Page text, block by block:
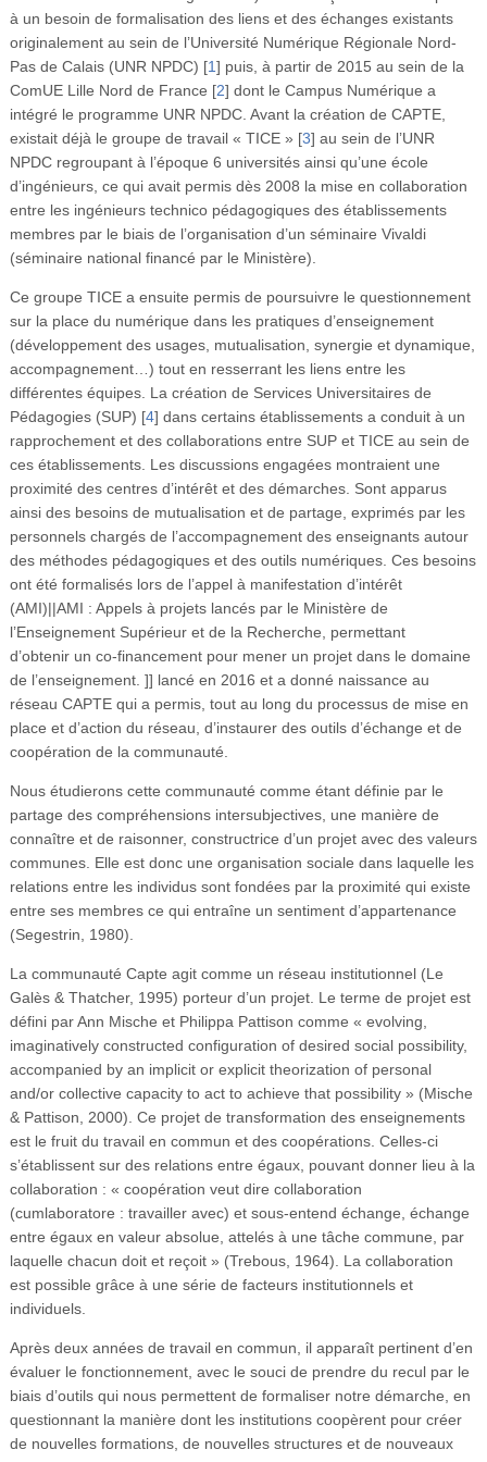
à un besoin de formalisation des liens et des échanges existants
originalement au sein de l’Université Numérique Régionale Nord-
Pas de Calais (UNR NPDC) [1] puis, à partir de 2015 au sein de la
ComUE Lille Nord de France [2] dont le Campus Numérique a
intégré le programme UNR NPDC. Avant la création de CAPTE,
existait déjà le groupe de travail « TICE » [3] au sein de l’UNR
NPDC regroupant à l’époque 6 universités ainsi qu’une école
d’ingénieurs, ce qui avait permis dès 2008 la mise en collaboration
entre les ingénieurs technico pédagogiques des établissements
membres par le biais de l’organisation d’un séminaire Vivaldi
(séminaire national financé par le Ministère).
Ce groupe TICE a ensuite permis de poursuivre le questionnement
sur la place du numérique dans les pratiques d’enseignement
(développement des usages, mutualisation, synergie et dynamique,
accompagnement…) tout en resserrant les liens entre les
différentes équipes. La création de Services Universitaires de
Pédagogies (SUP) [4] dans certains établissements a conduit à un
rapprochement et des collaborations entre SUP et TICE au sein de
ces établissements. Les discussions engagées montraient une
proximité des centres d’intérêt et des démarches. Sont apparus
ainsi des besoins de mutualisation et de partage, exprimés par les
personnels chargés de l’accompagnement des enseignants autour
des méthodes pédagogiques et des outils numériques. Ces besoins
ont été formalisés lors de l’appel à manifestation d’intérêt
(AMI)||AMI : Appels à projets lancés par le Ministère de
l’Enseignement Supérieur et de la Recherche, permettant
d’obtenir un co-financement pour mener un projet dans le domaine
de l’enseignement. ]] lancé en 2016 et a donné naissance au
réseau CAPTE qui a permis, tout au long du processus de mise en
place et d’action du réseau, d’instaurer des outils d’échange et de
coopération de la communauté.
Nous étudierons cette communauté comme étant définie par le
partage des compréhensions intersubjectives, une manière de
connaître et de raisonner, constructrice d’un projet avec des valeurs
communes. Elle est donc une organisation sociale dans laquelle les
relations entre les individus sont fondées par la proximité qui existe
entre ses membres ce qui entraîne un sentiment d’appartenance
(Segestrin, 1980).
La communauté Capte agit comme un réseau institutionnel (Le
Galès & Thatcher, 1995) porteur d’un projet. Le terme de projet est
défini par Ann Mische et Philippa Pattison comme « evolving,
imaginatively constructed configuration of desired social possibility,
accompanied by an implicit or explicit theorization of personal
and/or collective capacity to act to achieve that possibility » (Mische
& Pattison, 2000). Ce projet de transformation des enseignements
est le fruit du travail en commun et des coopérations. Celles-ci
s’établissent sur des relations entre égaux, pouvant donner lieu à la
collaboration : « coopération veut dire collaboration
(cumlaboratore : travailler avec) et sous-entend échange, échange
entre égaux en valeur absolue, attelés à une tâche commune, par
laquelle chacun doit et reçoit » (Trebous, 1964). La collaboration
est possible grâce à une série de facteurs institutionnels et
individuels.
Après deux années de travail en commun, il apparaît pertinent d’en
évaluer le fonctionnement, avec le souci de prendre du recul par le
biais d’outils qui nous permettent de formaliser notre démarche, en
questionnant la manière dont les institutions coopèrent pour créer
de nouvelles formations, de nouvelles structures et de nouveaux